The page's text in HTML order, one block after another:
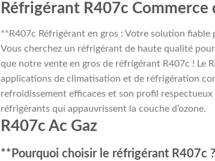
Réfrigérant R407c Commerce
**R407c Réfrigérant en gros : Votre solution
Vous cherchez un réfrigérant de haute qualité
que notre vente en gros de réfrigérant R407c ! Le
applications de climatisation et de réfrigération
refroidissement efficaces et son profil
réfrigérants qui appauvrissent la couche d’ozone.
R407c Ac Gaz
**Pourquoi choisir le réfrigérant R407c ?